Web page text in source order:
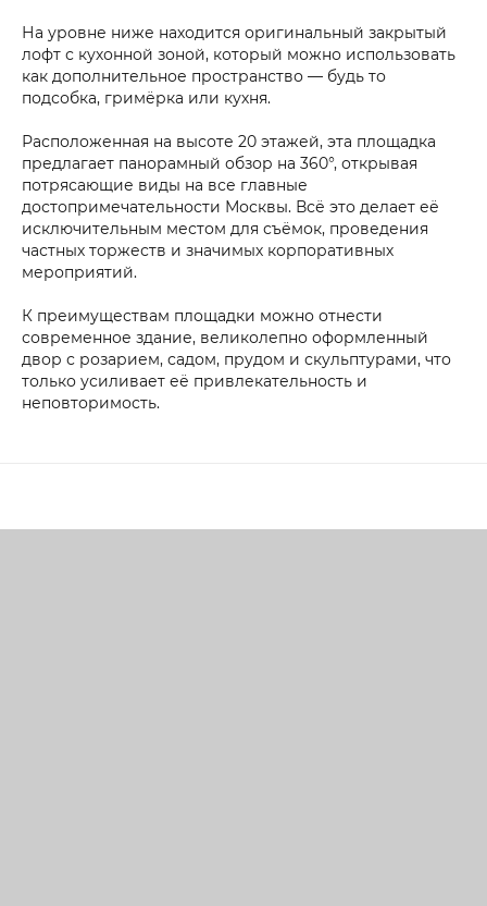
На уровне ниже находится оригинальный закрытый
лофт с кухонной зоной, который можно использовать
как дополнительное пространство — будь то
подсобка, гримёрка или кухня.
Расположенная на высоте 20 этажей, эта площадка
предлагает панорамный обзор на 360°, открывая
потрясающие виды на все главные
достопримечательности Москвы. Всё это делает её
исключительным местом для съёмок, проведения
частных торжеств и значимых корпоративных
мероприятий.
К преимуществам площадки можно отнести
современное здание, великолепно оформленный
двор с розарием, садом, прудом и скульптурами, что
только усиливает её привлекательность и
неповторимость.